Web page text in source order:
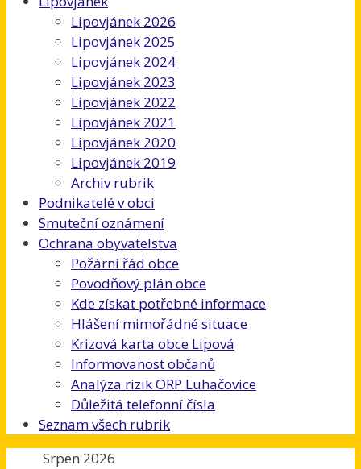
Lipovjánek 2026
Lipovjánek 2025
Lipovjánek 2024
Lipovjánek 2023
Lipovjánek 2022
Lipovjánek 2021
Lipovjánek 2020
Lipovjánek 2019
Archiv rubrik
Podnikatelé v obci
Smuteční oznámení
Ochrana obyvatelstva
Požární řád obce
Povodňový plán obce
Kde získat potřebné informace
Hlášení mimořádné situace
Krizová karta obce Lipová
Informovanost občanů
Analýza rizik ORP Luhačovice
Důležitá telefonní čísla
Seznam všech rubrik
Srpen 2026